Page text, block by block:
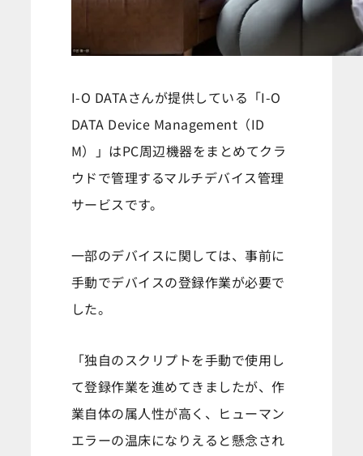
I-O DATAさんが提供している「I-O
DATA Device Management（ID
M）」はPC周辺機器をまとめてクラ
ウドで管理するマルチデバイス管理
サービスです。
一部のデバイスに関しては、事前に
手動でデバイスの登録作業が必要で
した。
「独自のスクリプトを手動で使用し
て登録作業を進めてきましたが、作
業自体の属人性が高く、ヒューマン
エラーの温床になりえると懸念され